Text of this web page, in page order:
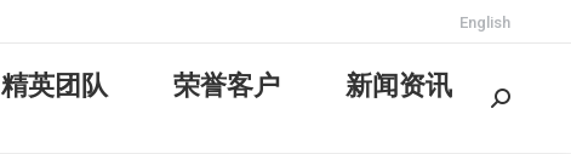
English
精英团队 荣誉客户 新闻资讯
Search: